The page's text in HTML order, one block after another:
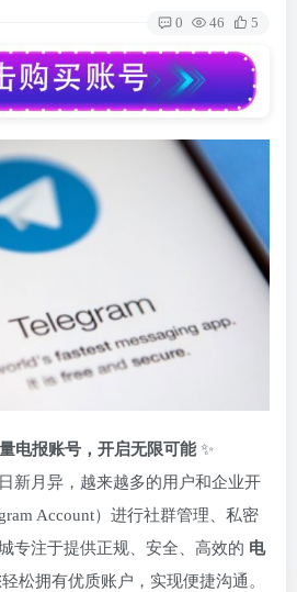
0 46 5
电报账号，开启无限可能✨
新月异，越来越多的用户和企业开
Account）进行社群管理、私密
专注于提供正规、安全、高效的 电
松拥有优质账户，实现便捷沟通。